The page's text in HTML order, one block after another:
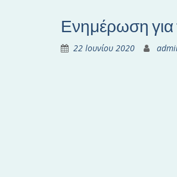
Ενημέρωση για
22 Ιουνίου 2020